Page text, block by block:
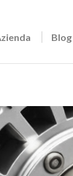
Blog